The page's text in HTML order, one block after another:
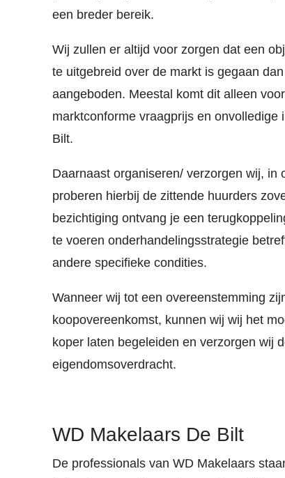
een breder bereik.
Wij zullen er altijd voor zorgen dat een
te uitgebreid over de markt is gegaan
aangeboden. Meestal komt dit alleen
marktconforme vraagprijs en
Bilt.
Daarnaast organiseren/ verzorgen wij, in
proberen hierbij de zittende huurders
bezichtiging ontvang je een
te voeren onderhandelingsstrategie
andere specifieke condities.
Wanneer wij tot een overeenstemming
koopovereenkomst, kunnen wij wij het
koper laten begeleiden en verzorgen wij
eigendomsoverdracht.
WD Makelaars De Bilt
De professionals van WD Makelaars